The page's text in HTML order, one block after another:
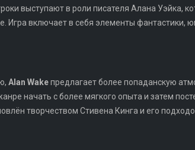
выступают в роли писателя Алана Уэйка,
Игра включает в себя элементы фантастики,
Alan Wakeпредлагает более попаданскую
начать с более мягкого опыта и затем
творчеством Стивена Кинга и его